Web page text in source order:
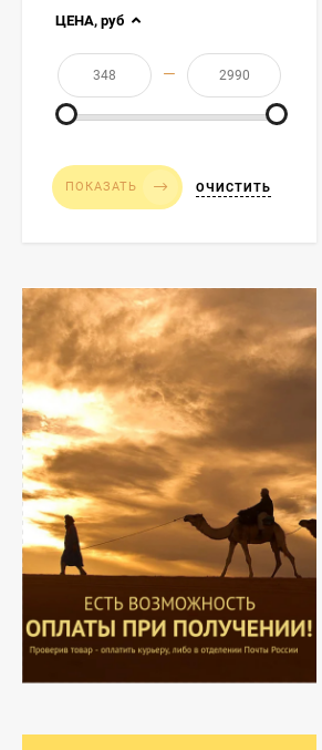
ЦЕНА, руб
—
ПОКАЗАТЬ ОЧИСТИТЬ